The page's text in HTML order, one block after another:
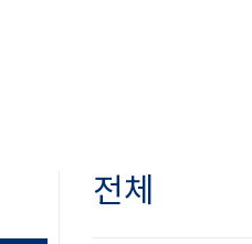
전체